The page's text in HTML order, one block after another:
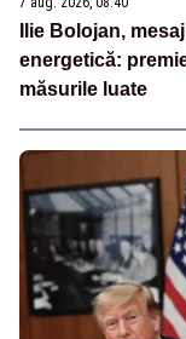
Ilie Bolojan,
energetică:
măsurile luate